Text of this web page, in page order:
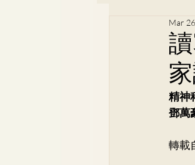
Dr. Lorraine
Dr. Wong Kit
Dr. Lee Yue Kit
Mar
精神
鄧萬
轉載